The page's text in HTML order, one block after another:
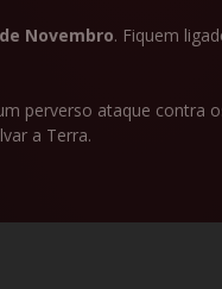
de Novembro. Fiquem
perverso ataque contra
a Terra.